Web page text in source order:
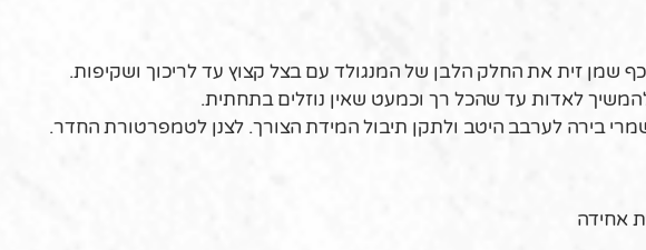
לאדות עד שהכל רך וכמעט שאין נוזלים בתחתית.
בירה לערבב היטב ולתקן תיבול המידת הצורך. לצנן לטמפרטורת החדר.
אחידה